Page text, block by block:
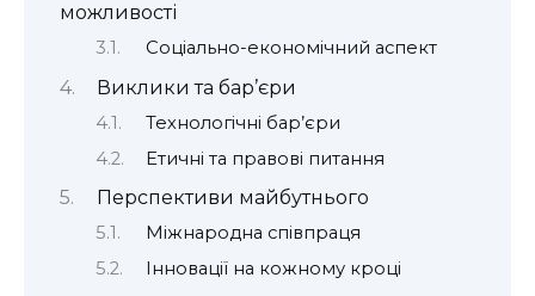
можливості
Соціально-економічний аспект
Виклики та бар’єри
Технологічні бар’єри
Етичні та правові питання
Перспективи майбутнього
Міжнародна співпраця
Інновації на кожному кроці